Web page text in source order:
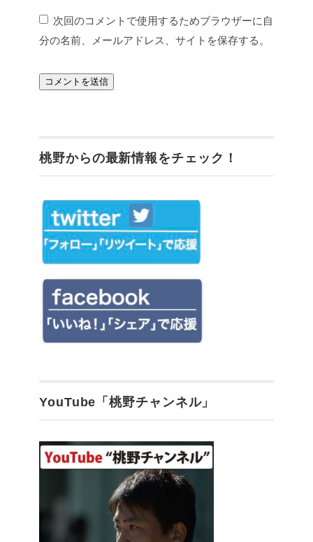
次回のコメントで使用するためブラウザーに自
分の名前、メールアドレス、サイトを保存する。
桃野からの最新情報をチェック！
YouTube「桃野チャンネル」